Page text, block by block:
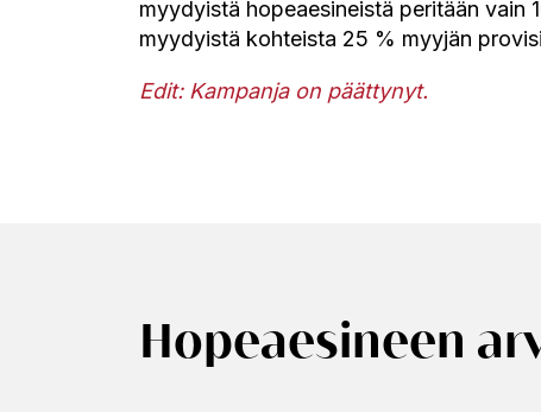
myydyistä hopeaesineistä peritään vain
myydyistä kohteista 25 % myyjän
Edit: Kampanja on päättynyt.
Hopeaesineen